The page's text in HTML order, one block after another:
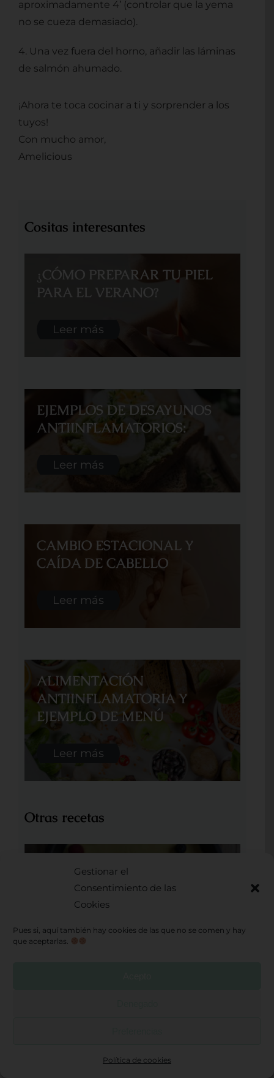
Gestionar el
Consentimiento de las
Cookies
Pues si, aquí también hay cookies de las que no se comen y hay
que aceptarlas.
Política de cookies
aproximadamente 4’ (controlar que la yema
no se cueza demasiado).
4. Una vez fuera del horno, añadir las láminas
de salmón ahumado.
¡Ahora te toca cocinar a ti y sorprender a los
tuyos!
Con mucho amor,
Amelicious
Cositas interesantes
¿CÓMO PREPARAR TU PIEL
PARA EL VERANO?
Leer más
EJEMPLOS DE DESAYUNOS
ANTIINFLAMATORIOS:
Leer más
CAMBIO ESTACIONAL Y
CAÍDA DE CABELLO
Leer más
ALIMENTACIÓN
ANTIINFLAMATORIA Y
EJEMPLO DE MENÚ
Leer más
Otras recetas
TARTA LIGERA DE LIMÓN Y
COCO